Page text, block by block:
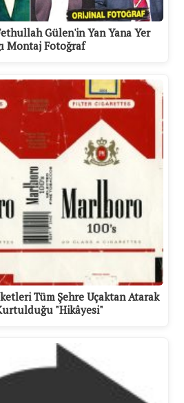
Gülen'in Yan Yana Yer
Montaj Fotoğraf
Tüm Şehre Uçaktan Atarak
"Hikâyesi"